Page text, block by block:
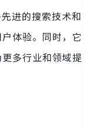
进的搜索技术和
体验。同时，它
多行业和领域提